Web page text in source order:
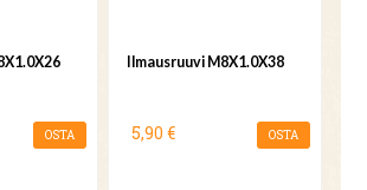
OSTA
Ilmausruuvi M8X1.0X38
5,90 € OSTA